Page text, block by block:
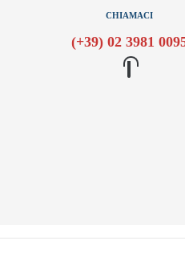
CHIAMACI
(+39) 02 3981